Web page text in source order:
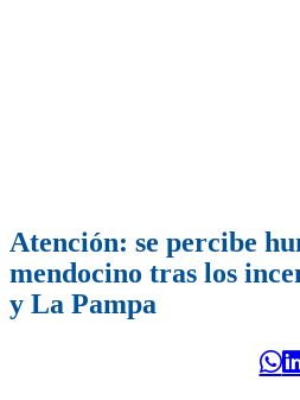
Atención: se percibe
mendocino tras los
y La Pampa